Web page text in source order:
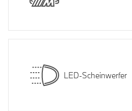
LED-Scheinwerfer